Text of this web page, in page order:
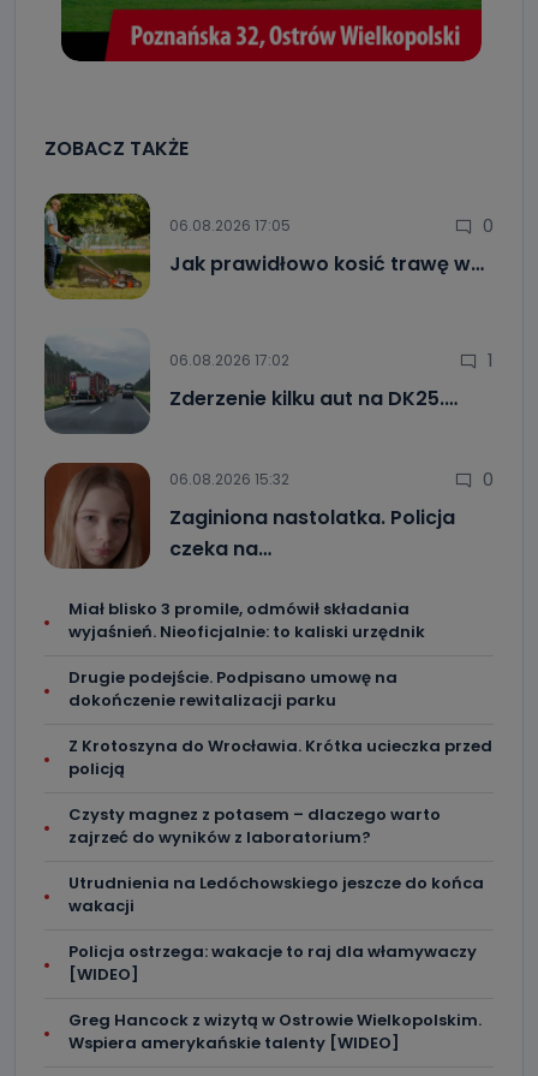
ZOBACZ TAKŻE
06.08.2026 17:05 0
Jak prawidłowo kosić trawę w…
06.08.2026 17:02 1
Zderzenie kilku aut na DK25.…
06.08.2026 15:32 0
Zaginiona nastolatka. Policja
czeka na…
Miał blisko 3 promile, odmówił składania
wyjaśnień. Nieoficjalnie: to kaliski urzędnik
Drugie podejście. Podpisano umowę na
dokończenie rewitalizacji parku
Z Krotoszyna do Wrocławia. Krótka ucieczka przed
policją
Czysty magnez z potasem – dlaczego warto
zajrzeć do wyników z laboratorium?
Utrudnienia na Ledóchowskiego jeszcze do końca
wakacji
Policja ostrzega: wakacje to raj dla włamywaczy
[WIDEO]
Greg Hancock z wizytą w Ostrowie Wielkopolskim.
Wspiera amerykańskie talenty [WIDEO]